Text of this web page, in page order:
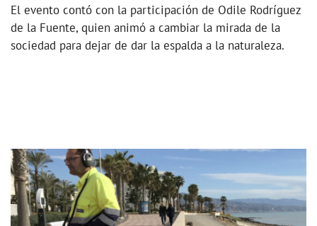
El evento contó con la participación de Odile Rodríguez
de la Fuente, quien animó a cambiar la mirada de la
sociedad para dejar de dar la espalda a la naturaleza.